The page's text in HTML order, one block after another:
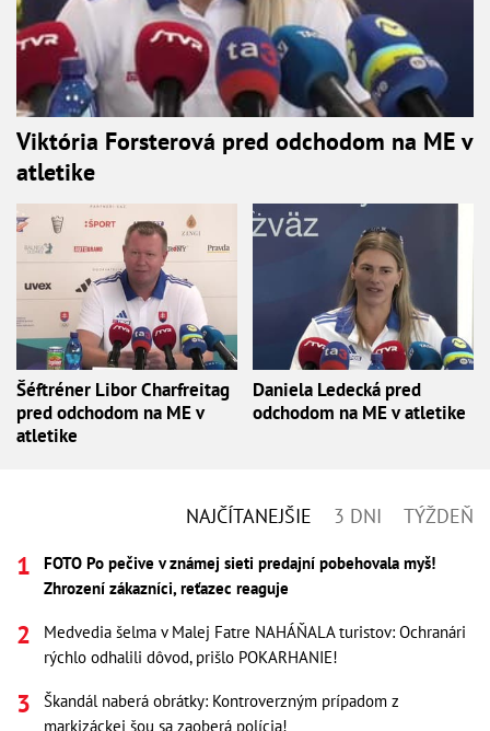
Viktória Forsterová pred odchodom na ME v
atletike
Šéftréner Libor Charfreitag
pred odchodom na ME v
atletike
Daniela Ledecká pred
odchodom na ME v atletike
NAJČÍTANEJŠIE 3 DNI TÝŽDEŇ
FOTO Po pečive v známej sieti predajní pobehovala myš!
Zhrození zákazníci, reťazec reaguje
Medvedia šelma v Malej Fatre NAHÁŇALA turistov: Ochranári
rýchlo odhalili dôvod, prišlo POKARHANIE!
Škandál naberá obrátky: Kontroverzným prípadom z
markizáckej šou sa zaoberá polícia!